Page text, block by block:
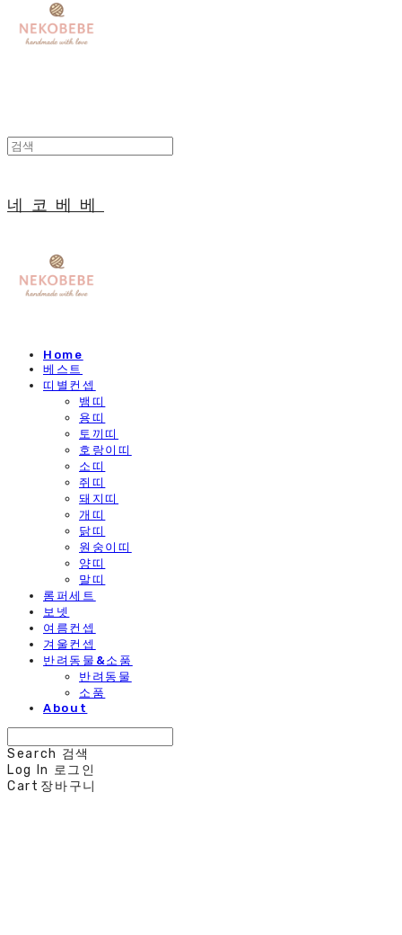
네코베베
Home
베스트
띠별컨셉
뱀띠
용띠
토끼띠
호랑이띠
소띠
쥐띠
돼지띠
개띠
닭띠
원숭이띠
양띠
말띠
롬퍼세트
보넷
여름컨셉
겨울컨셉
반려동물&소품
반려동물
소품
About
Search 검색
Log In 로그인
Cart 장바구니